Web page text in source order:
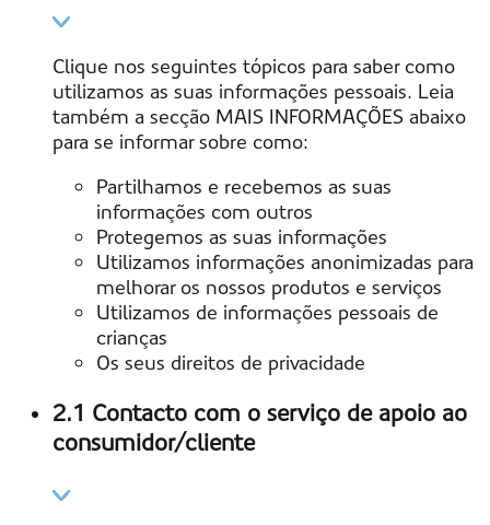
Clique nos seguintes tópicos para saber como
utilizamos as suas informações pessoais. Leia
também a secção MAIS INFORMAÇÕES abaixo
para se informar sobre como:
Partilhamos e recebemos as suas
informações com outros
Protegemos as suas informações
Utilizamos informações anonimizadas para
melhorar os nossos produtos e serviços
Utilizamos de informações pessoais de
crianças
Os seus direitos de privacidade
2.1 Contacto com o serviço de apoio ao
consumidor/cliente